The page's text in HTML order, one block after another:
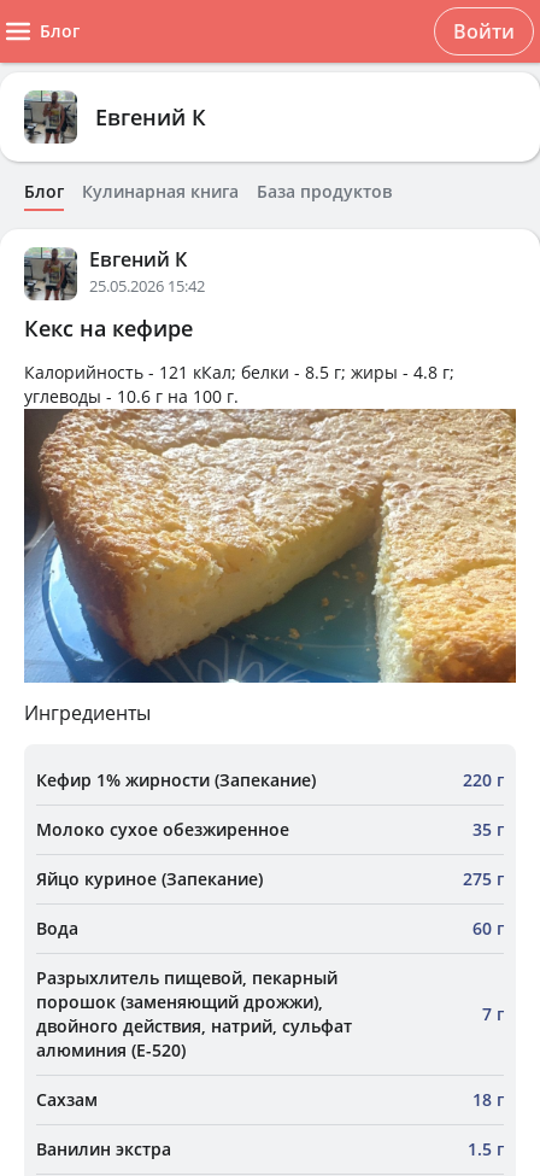
Блог Войти
Евгений К
Блог Кулинарная книга База продуктов
Евгений К
25.05.2026 15:42
Кекс на кефире
Калорийность - 121 кКал; белки - 8.5 г; жиры - 4.8 г;
углеводы - 10.6 г на 100 г.
Ингредиенты
Кефир 1% жирности (Запекание) 220 г
Молоко сухое обезжиренное 35 г
Яйцо куриное (Запекание) 275 г
Вода 60 г
Разрыхлитель пищевой, пекарный
порошок (заменяющий дрожжи),
двойного действия, натрий, сульфат
алюминия (Е-520)
7 г
Сахзам 18 г
Ванилин экстра 1.5 г